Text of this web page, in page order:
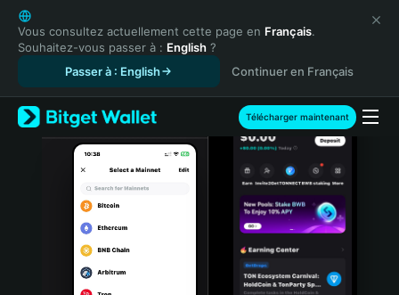
English
日本語
Tiếng Việt
Español (Latinoamérica)
Türkçe
Italiano
Português (Portugal)
Bahasa Indonesia
Vous consultez actuellement cette page en Français.
Souhaitez-vous passer à : English ?
Passer à : English
Continuer en Français
Télécharger maintenant